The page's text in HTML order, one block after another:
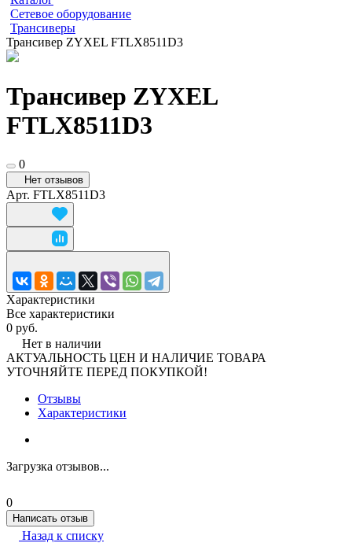
Сетевое оборудование
Трансиверы
Трансивер ZYXEL FTLX8511D3
Трансивер ZYXEL
FTLX8511D3
0
Нет отзывов
Арт. FTLX8511D3
Характеристики
Все характеристики
0 руб.
Нет в наличии
АКТУАЛЬНОСТЬ ЦЕН И НАЛИЧИЕ ТОВАРА
УТОЧНЯЙТЕ ПЕРЕД ПОКУПКОЙ!
Отзывы
Характеристики
Загрузка отзывов...
0
Написать отзыв
Назад к списку